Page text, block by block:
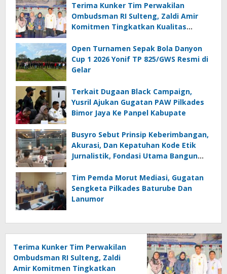
Terima Kunker Tim Perwakilan
Ombudsman RI Sulteng, Zaldi Amir
Komitmen Tingkatkan Kualitas
Mal Administrasi
Open Turnamen Sepak Bola Danyon
Cup 1 2026 Yonif TP 825/GWS Resmi di
Gelar
Terkait Dugaan Black Campaign,
Yusril Ajukan Gugatan PAW Pilkades
Bimor Jaya Ke Panpel Kabupate
Busyro Sebut Prinsip Keberimbangan,
Akurasi, Dan Kepatuhan Kode Etik
Jurnalistik, Fondasi Utama Bangun
Tim Pemda Morut Mediasi, Gugatan
Sengketa Pilkades Baturube Dan
Lanumor
Terima Kunker Tim Perwakilan
Ombudsman RI Sulteng, Zaldi
Amir Komitmen Tingkatkan